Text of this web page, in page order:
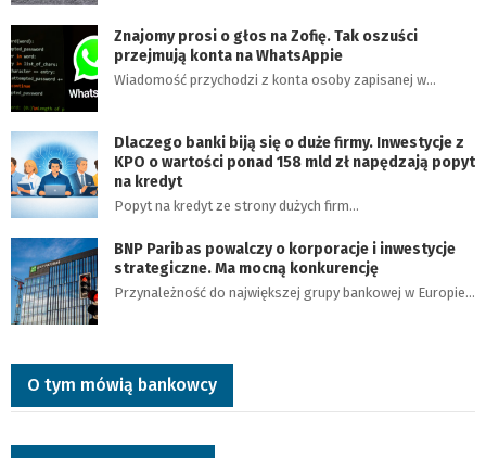
Znajomy prosi o głos na Zofię. Tak oszuści
przejmują konta na WhatsAppie
Wiadomość przychodzi z konta osoby zapisanej w…
Dlaczego banki biją się o duże firmy. Inwestycje z
KPO o wartości ponad 158 mld zł napędzają popyt
na kredyt
Popyt na kredyt ze strony dużych firm…
BNP Paribas powalczy o korporacje i inwestycje
strategiczne. Ma mocną konkurencję
Przynależność do największej grupy bankowej w Europie…
O tym mówią bankowcy